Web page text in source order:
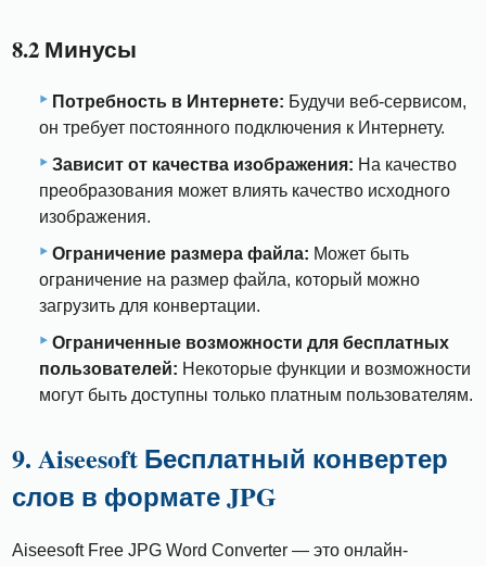
8.2 Минусы
Потребность в Интернете: Будучи веб-сервисом,
он требует постоянного подключения к Интернету.
Зависит от качества изображения: На качество
преобразования может влиять качество исходного
изображения.
Ограничение размера файла: Может быть
ограничение на размер файла, который можно
загрузить для конвертации.
Ограниченные возможности для бесплатных
пользователей: Некоторые функции и возможности
могут быть доступны только платным пользователям.
9. Aiseesoft Бесплатный конвертер
слов в формате JPG
Aiseesoft Free JPG Word Converter — это онлайн-